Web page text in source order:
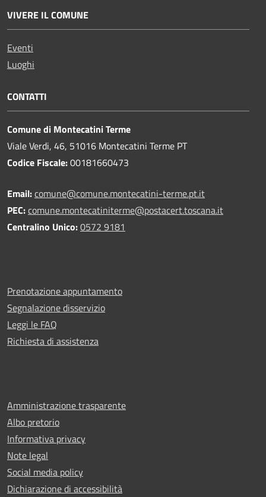
VIVERE IL COMUNE
Eventi
Luoghi
CONTATTI
Comune di Montecatini Terme
Viale Verdi, 46, 51016 Montecatini Terme PT
Codice Fiscale:00181660473
Email:comune@comune.montecatini-terme.pt.it
PEC:comune.montecatiniterme@postacert.toscana.it
Centralino Unico:0572 9181
Prenotazione appuntamento
Segnalazione disservizio
Leggi le FAQ
Richiesta di assistenza
Amministrazione trasparente
Albo pretorio
Informativa privacy
Note legal
Social media policy
Dichiarazione di accessibilità